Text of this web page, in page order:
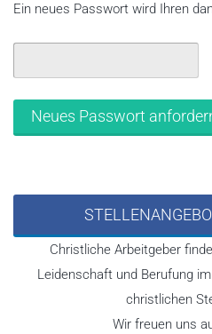
Ein neues Passwort wird Ihren
Christliche Arbeitgeber
Leidenschaft und Berufung
christlichen
Wir freuen uns